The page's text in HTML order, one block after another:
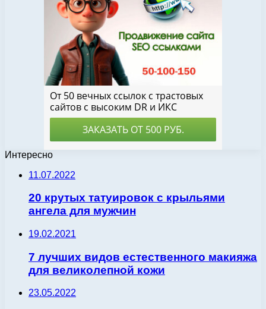
Интересно
11.07.2022
20 крутых татуировок с крыльями
ангела для мужчин
19.02.2021
7 лучших видов естественного макияжа
для великолепной кожи
23.05.2022